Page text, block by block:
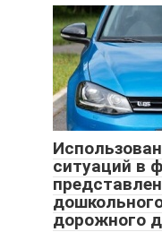
ситуаций в
дорожного